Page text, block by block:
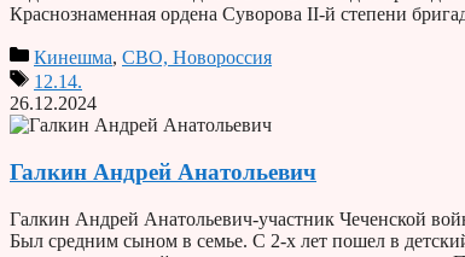
Краснознаменная ордена Суворова II-й степени
Кинешма, СВО, Новороссия
12.14.
26.12.2024
Галкин Андрей Анатольевич
Галкин Андрей Анатольевич-участник Чеченской
Был средним сыном в семье. С 2-х лет пошел в